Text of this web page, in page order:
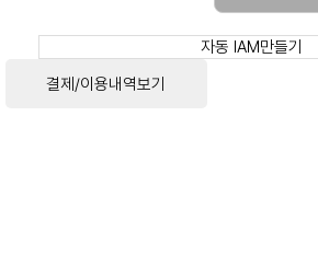
자동 IAM만들기
결제/이용내역보기